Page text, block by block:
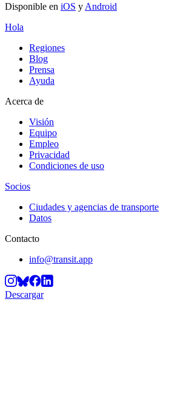
Disponible en iOS y Android
Hola
Regiones
Blog
Prensa
Ayuda
Acerca de
Visión
Equipo
Empleo
Privacidad
Condiciones de uso
Socios
Ciudades y agencias de transporte
Datos
Contacto
info@transit.app
Descargar